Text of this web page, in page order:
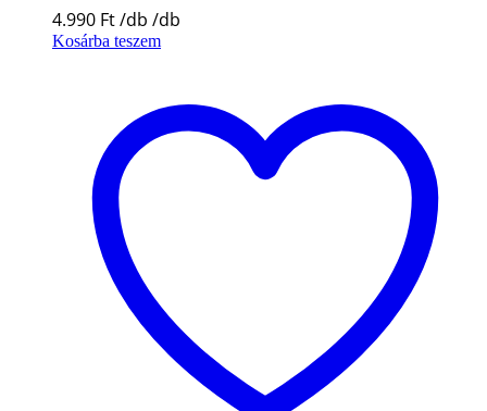
4.990 Ft
Kosárba teszem